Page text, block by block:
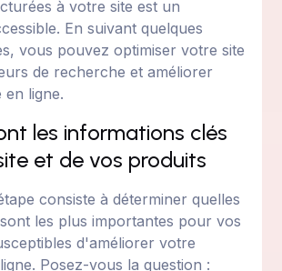
à votre site est un
En suivant quelques
vous pouvez optimiser votre site
de recherche et améliorer
en ligne.
les informations clés
et de vos produits
consiste à déterminer quelles
les plus importantes pour vos
d'améliorer votre
Posez-vous la question :